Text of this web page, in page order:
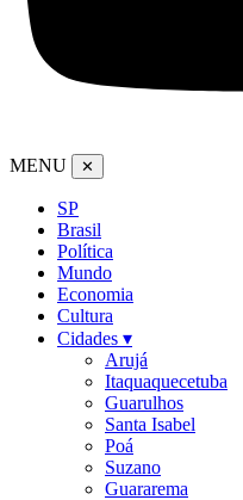
MENU ✕
SP
Brasil
Política
Mundo
Economia
Cultura
Cidades ▾
Arujá
Itaquaquecetuba
Guarulhos
Santa Isabel
Poá
Suzano
Guararema